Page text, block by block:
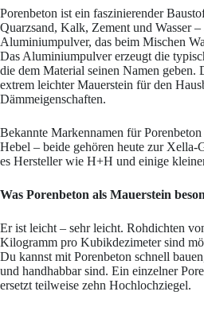
Porenbeton ist ein faszinierender
Quarzsand, Kalk, Zement und Wasser
Aluminiumpulver, das beim Mischen
Das Aluminiumpulver erzeugt die
die dem Material seinen Namen geben.
extrem leichter Mauerstein für den
Dämmeigenschaften.
Bekannte Markennamen für
Hebel – beide gehören heute zur Xella-
es Hersteller wie H+H und einige
Was Porenbeton als Mauerstein
Er ist leicht – sehr leicht. Rohdichten
Kilogramm pro Kubikdezimeter sind
Du kannst mit Porenbeton schnell
und handhabbar sind. Ein einzelner
ersetzt teilweise zehn Hochlochziegel.